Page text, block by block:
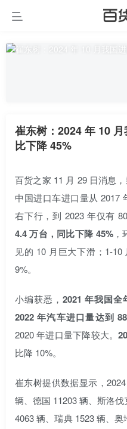
崔东树：2024 年 10
比下降 45%
百货之家 11 月 29 日消息
中国进口车进口量从 2017
右下行，到 2023 年仅有
4.4 万台，同比下降 45%，
见的 10 月巨大下滑；1-
9%。
小编获悉， 2021 年我国全
2022 年汽车进口量达到
2020 年进口量下降较大。
比降 10%。
崔东树提供数据显示，
辆、德国 11203 辆、斯洛
4063 辆、瑞典 1523 辆、